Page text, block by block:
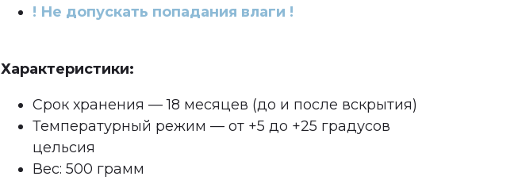
! Не допускать попадания влаги !
Характеристики:
Срок хранения — 18 месяцев (до и после вскрытия)
Температурный режим — от +5 до +25 градусов
цельсия
Вес: 500 грамм